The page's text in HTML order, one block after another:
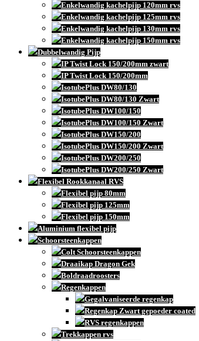
Enkelwandig kachelpijp 120mm rvs
Enkelwandig kachelpijp 125mm rvs
Enkelwandig kachelpijp 130mm rvs
Enkelwandig kachelpijp 150mm rvs
Dubbelwandig Pijp
IP Twist Lock 150/200mm zwart
IP Twist Lock 150/200mm
IsotubePlus DW80/130
IsotubePlus DW80/130 Zwart
IsotubePlus DW100/150
IsotubePlus DW100/150 Zwart
IsotubePlus DW150/200
IsotubePlus DW150/200 Zwart
IsotubePlus DW200/250
IsotubePlus DW200/250 Zwart
Flexibel Rookkanaal RVS
Flexibel pijp 80mm
Flexibel pijp 125mm
Flexibel pijp 150mm
Aluminium flexibel pijp
Schoorsteenkappen
Colt Schoorsteenkappen
Draaikap Dragon Gek
Boldraadroosters
Regenkappen
Gegalvaniseerde regenkap
Regenkap Zwart gepoeder coated
RVS regenkappen
Trekkappen rvs